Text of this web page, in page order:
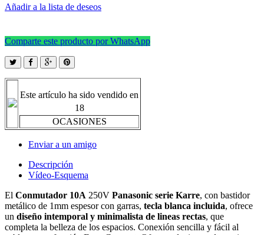
Añadir a la lista de deseos
Comparte este producto por WhatsApp
Este artículo ha sido vendido en
18
OCASIONES
Enviar a un amigo
Descripción
Vídeo-Esquema
El Conmutador 10A 250V Panasonic serie Karre, con bastidor
metálico de 1mm espesor con garras, tecla blanca incluida, ofrece
un diseño intemporal y minimalista de lineas rectas, que
completa la belleza de los espacios. Conexión sencilla y fácil al